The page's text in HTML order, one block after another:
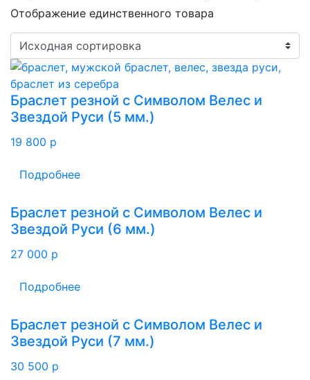
Отображение единственного товара
Браслет резной с Символом Велес и
Звездой Руси (5 мм.)
19 800 p
Подробнее
Браслет резной с Символом Велес и
Звездой Руси (6 мм.)
27 000 p
Подробнее
Браслет резной с Символом Велес и
Звездой Руси (7 мм.)
30 500 p